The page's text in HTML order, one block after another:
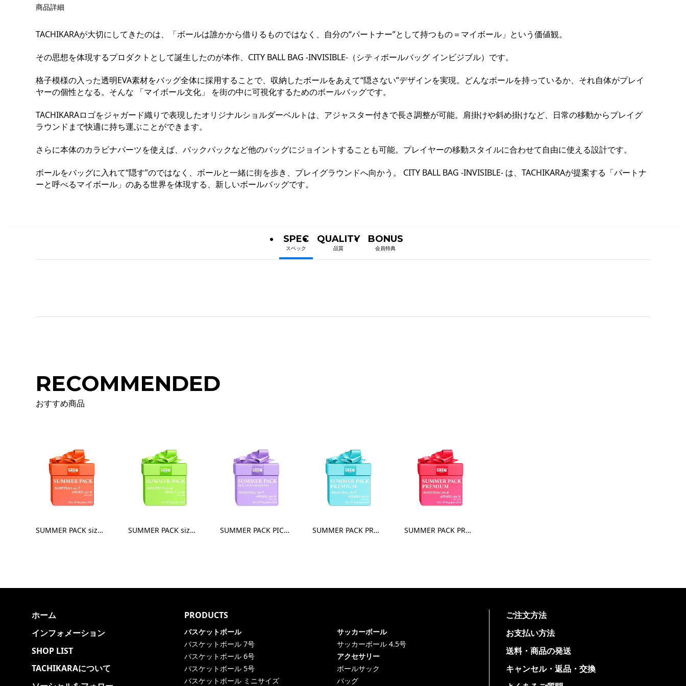
商品詳細
TACHIKARAが大切にしてきたのは、「ボールは誰かから借りるものではなく、自分の“パートナー”として持つもの＝マイボール」という価値観。
その思想を体現するプロダクトとして誕生したのが本作、CITY BALL BAG -INVISIBLE-（シティボールバッグ インビジブル）です。
格子模様の入った透明EVA素材をバッグ全体に採用することで、収納したボールをあえて“隠さない”デザインを実現。どんなボールを持っているか、それ自体がプレイ
ヤーの個性となる。そんな 「マイボール文化」 を街の中に可視化するためのボールバッグです。
TACHIKARAロゴをジャガード織りで表現したオリジナルショルダーベルトは、アジャスター付きで長さ調整が可能。肩掛けや斜め掛けなど、日常の移動からプレイグ
ラウンドまで快適に持ち運ぶことができます。
さらに本体のカラビナパーツを使えば、バックパックなど他のバッグにジョイントすることも可能。プレイヤーの移動スタイルに合わせて自由に使える設計です。
ボールをバッグに入れて“隠す”のではなく、ボールと一緒に街を歩き、プレイグラウンドへ向かう。 CITY BALL BAG -INVISIBLE- は、TACHIKARAが提案する「パートナ
ーと呼べるマイボール」のある世界を体現する、新しいボールバッグです。
SPEC
スペック
QUALITY
品質
BONUS
会員特典
RECOMMENDED
おすすめ商品
SUMMER PACK size7 - Apparel M SUMMER PACK size6 - Apparel M SUMMER PACK PICK UP PLAYGROUND size7 - Apparel M SUMMER PACK PREMIUM size7 - Apparel M SUMMER PACK PREMIUM size6 - Apparel M
ホーム
インフォメーション
SHOP LIST
TACHIKARAについて
PRODUCTS
バスケットボール
バスケットボール 7号
バスケットボール 6号
バスケットボール 5号
バスケットボール ミニサイズ
サッカーボール
サッカーボール 4.5号
アクセサリー
ボールサック
バッグ
ご注文方法
お支払い方法
送料・商品の発送
キャンセル・返品・交換